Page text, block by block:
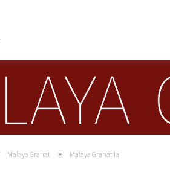
Malaya Granat » Malaya Granat Ia